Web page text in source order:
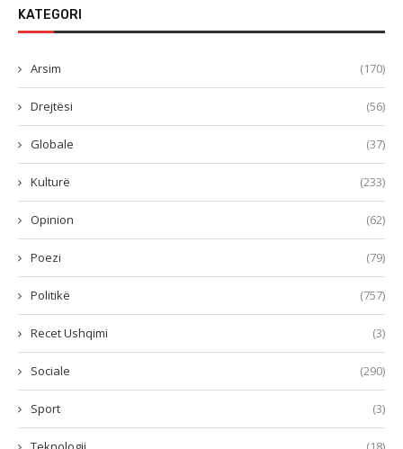
KATEGORI
Arsim (170)
Drejtësi (56)
Globale (37)
Kulturë (233)
Opinion (62)
Poezi (79)
Politikë (757)
Recet Ushqimi (3)
Sociale (290)
Sport (3)